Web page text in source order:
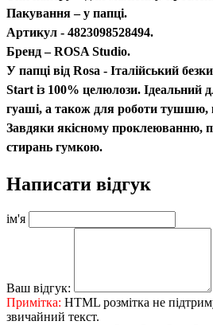
Пакування – у папці.
Артикул - 4823098528494.
Бренд – ROSA Studio.
У папці від Rosa - Італійський
Start із 100% целюлози. Ідеальний
гуаші, а також для роботи тушшю,
Завдяки якісному проклеюванню,
стирань гумкою.
Написати відгук
ім'я
Ваш відгук:
Примітка: HTML розмітка не
звичайний текст.